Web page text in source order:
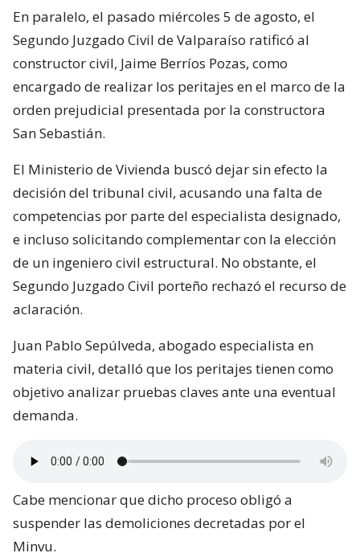
En paralelo, el pasado miércoles 5 de agosto, el
Segundo Juzgado Civil de Valparaíso ratificó al
constructor civil, Jaime Berríos Pozas, como
encargado de realizar los peritajes en el marco de la
orden prejudicial presentada por la constructora
San Sebastián.
El Ministerio de Vivienda buscó dejar sin efecto la
decisión del tribunal civil, acusando una falta de
competencias por parte del especialista designado,
e incluso solicitando complementar con la elección
de un ingeniero civil estructural. No obstante, el
Segundo Juzgado Civil porteño rechazó el recurso de
aclaración.
Juan Pablo Sepúlveda, abogado especialista en
materia civil, detalló que los peritajes tienen como
objetivo analizar pruebas claves ante una eventual
demanda.
Cabe mencionar que dicho proceso obligó a
suspender las demoliciones decretadas por el
Minvu.